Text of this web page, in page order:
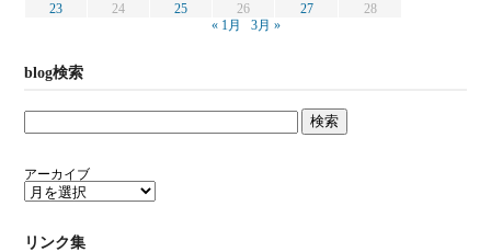
23
24 25 26 27
28
« 1月
3月 »
blog検索
アーカイブ
リンク集